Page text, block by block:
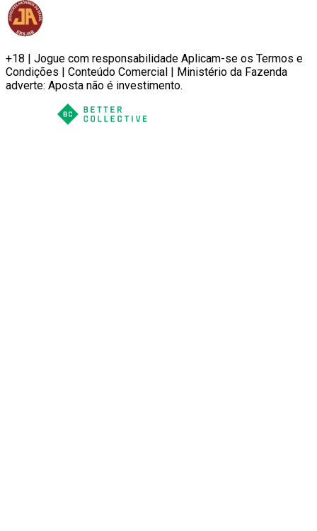
+18 | Jogue com responsabilidade Aplicam-se os Termos e
Condições | Conteúdo Comercial | Ministério da Fazenda
adverte: Aposta não é investimento.